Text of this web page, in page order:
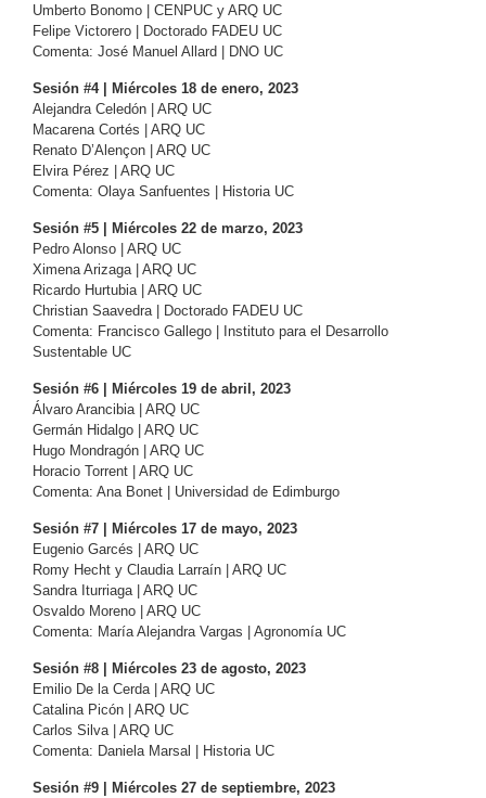
Umberto Bonomo | CENPUC y ARQ UC
Felipe Victorero | Doctorado FADEU UC
Comenta: José Manuel Allard | DNO UC
Sesión #4 | Miércoles 18 de enero, 2023
Alejandra Celedón | ARQ UC
Macarena Cortés | ARQ UC
Renato D’Alençon | ARQ UC
Elvira Pérez | ARQ UC
Comenta: Olaya Sanfuentes | Historia UC
Sesión #5 | Miércoles 22 de marzo, 2023
Pedro Alonso | ARQ UC
Ximena Arizaga | ARQ UC
Ricardo Hurtubia | ARQ UC
Christian Saavedra | Doctorado FADEU UC
Comenta: Francisco Gallego | Instituto para el Desarrollo
Sustentable UC
Sesión #6 | Miércoles 19 de abril, 2023
Álvaro Arancibia | ARQ UC
Germán Hidalgo | ARQ UC
Hugo Mondragón | ARQ UC
Horacio Torrent | ARQ UC
Comenta: Ana Bonet | Universidad de Edimburgo
Sesión #7 | Miércoles 17 de mayo, 2023
Eugenio Garcés | ARQ UC
Romy Hecht y Claudia Larraín | ARQ UC
Sandra Iturriaga | ARQ UC
Osvaldo Moreno | ARQ UC
Comenta: María Alejandra Vargas | Agronomía UC
Sesión #8 | Miércoles 23 de agosto, 2023
Emilio De la Cerda | ARQ UC
Catalina Picón | ARQ UC
Carlos Silva | ARQ UC
Comenta: Daniela Marsal | Historia UC
Sesión #9 | Miércoles 27 de septiembre, 2023